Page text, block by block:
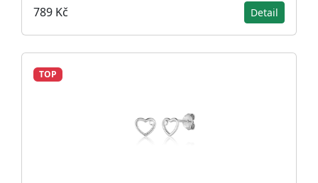
789 Kč Detail
TOP